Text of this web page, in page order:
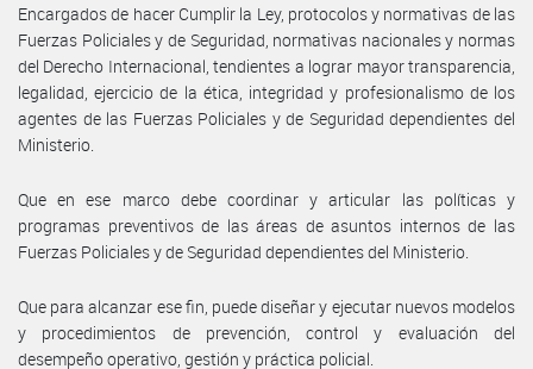
Encargados de hacer Cumplir la Ley, protocolos y normativas de las
Fuerzas Policiales y de Seguridad, normativas nacionales y normas
del Derecho Internacional, tendientes a lograr mayor transparencia,
legalidad, ejercicio de la ética, integridad y profesionalismo de los
agentes de las Fuerzas Policiales y de Seguridad dependientes del
Ministerio.
Que en ese marco debe coordinar y articular las políticas y
programas preventivos de las áreas de asuntos internos de las
Fuerzas Policiales y de Seguridad dependientes del Ministerio.
Que para alcanzar ese fin, puede diseñar y ejecutar nuevos modelos
y procedimientos de prevención, control y evaluación del
desempeño operativo, gestión y práctica policial.